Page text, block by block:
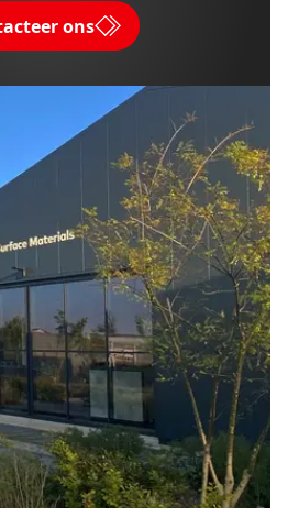
ons